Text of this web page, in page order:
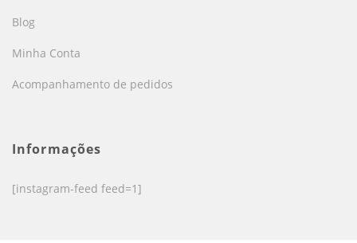
Blog
Minha Conta
Acompanhamento de pedidos
Informações
[instagram-feed feed=1]